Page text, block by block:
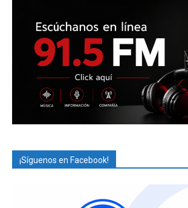
¡Síguenos en Facebook!